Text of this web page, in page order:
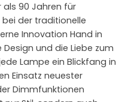
90 Jahren für
der traditionelle
Innovation Hand in
und die Liebe zum
Lampe ein Blickfang in
Einsatz neuester
Dimmfunktionen